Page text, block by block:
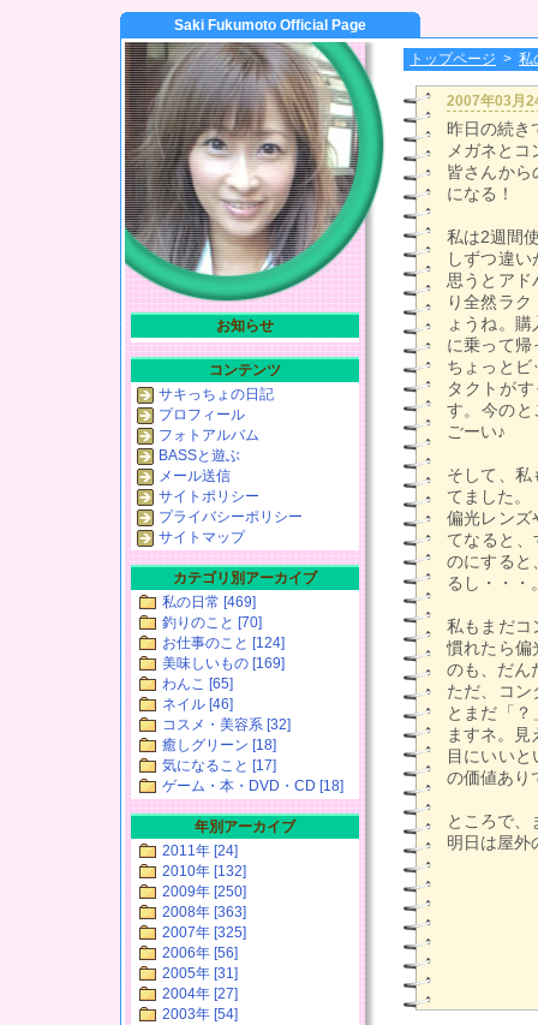
Saki Fukumoto Official Page
トップページ > 私
2007年03月
昨日の続き
メガネと
皆さんから
になる！
私は2週間
しずつ違
思うとアド
り全然ラ
ょうね。
に乗って帰
ちょっとビ
タクトが
す。今のと
ごーい♪
そして、私
てました。
偏光レンズ
てなると
のにすると
るし・・・
私もまだコ
慣れたら偏
のも、だん
ただ、コン
とまだ「
ますネ。
目にいい
の価値あり
ところで、
明日は屋外
お知らせ
コンテンツ
サキっちょの日記
プロフィール
フォトアルバム
BASSと遊ぶ
メール送信
サイトポリシー
プライバシーポリシー
サイトマップ
カテゴリ別アーカイブ
私の日常 [469]
釣りのこと [70]
お仕事のこと [124]
美味しいもの [169]
わんこ [65]
ネイル [46]
コスメ・美容系 [32]
癒しグリーン [18]
気になること [17]
ゲーム・本・DVD・CD [18]
年別アーカイブ
2011年 [24]
2010年 [132]
2009年 [250]
2008年 [363]
2007年 [325]
2006年 [56]
2005年 [31]
2004年 [27]
2003年 [54]